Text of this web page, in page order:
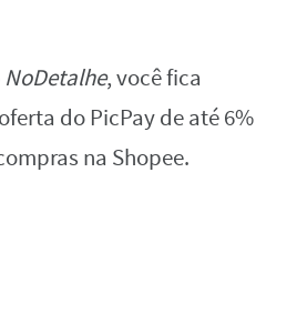
NoDetalhe, você fica
do PicPay de até 6%
na Shopee.